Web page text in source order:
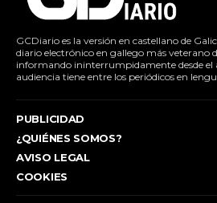
GCDiario es la versión en castellano de
diario electrónico en gallego más veterano
informando ininterrumpidamente desde el
audiencia tiene entre los periódicos en
PUBLICIDAD
¿QUIÉNES SOMOS?
AVISO LEGAL
COOKIES